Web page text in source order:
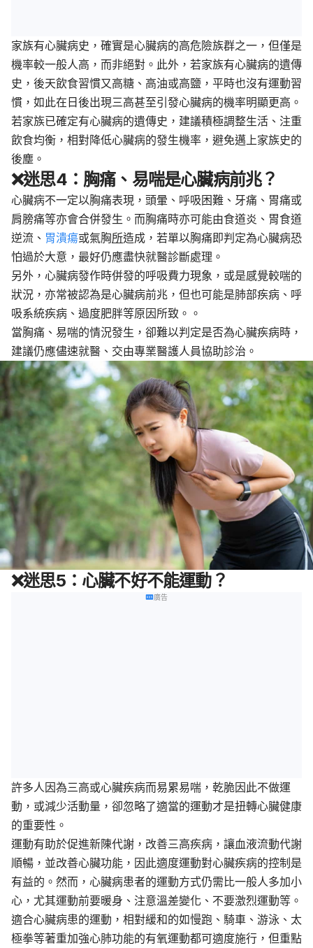
家族有心臟病史，確實是心臟病的高危險族群之一，但僅是
機率較一般人高，而非絕對。此外，若家族有心臟病的遺傳
史，後天飲食習慣又高糖、高油或高鹽，平時也沒有運動習
慣，如此在日後出現三高甚至引發心臟病的機率明顯更高。
若家族已確定有心臟病的遺傳史，建議積極調整生活、注重
飲食均衡，相對降低心臟病的發生機率，避免邁上家族史的
後塵。
❌迷思4：胸痛、易喘是心臟病前兆？
心臟病不一定以胸痛表現，頭暈、呼吸困難、牙痛、胃痛或
肩膀痛等亦會合併發生。而胸痛時亦可能由食道炎、胃食道
逆流、 胃潰瘍或氣胸所造成，若單以胸痛即判定為心臟病恐
怕過於大意，最好仍應盡快就醫診斷處理。
另外，心臟病發作時併發的呼吸費力現象，或是感覺較喘的
狀況，亦常被認為是心臟病前兆，但也可能是肺部疾病、呼
吸系統疾病、過度肥胖等原因所致。。
當胸痛、易喘的情況發生，卻難以判定是否為心臟疾病時，
建議仍應儘速就醫、交由專業醫護人員協助診治。
❌迷思5：心臟不好不能運動？
廣告
許多人因為三高或心臟疾病而易累易喘，乾脆因此不做運
動，或減少活動量，卻忽略了適當的運動才是扭轉心臟健康
的重要性。
運動有助於促進新陳代謝，改善三高疾病，讓血液流動代謝
順暢，並改善心臟功能，因此適度運動對心臟疾病的控制是
有益的。然而，心臟病患者的運動方式仍需比一般人多加小
心，尤其運動前要暖身、注意溫差變化、不要激烈運動等。
適合心臟病患的運動，相對緩和的如慢跑、騎車、游泳、太
極拳等著重加強心肺功能的有氧運動都可適度施行，但重點